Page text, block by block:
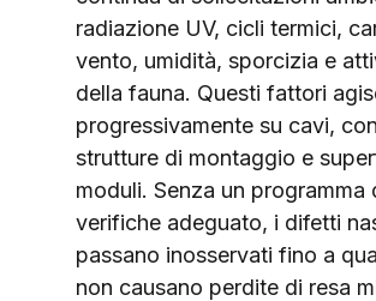
radiazione UV, cicli termici,
vento, umidità, sporcizia e
della fauna. Questi fattori
progressivamente su cavi,
strutture di montaggio e
moduli. Senza un programma
verifiche adeguato, i difetti
passano inosservati fino a
non causano perdite di resa